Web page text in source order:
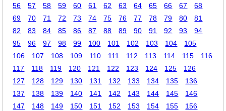
56
57 58 59 60 61 62 63 64 65 66 67
68
69
70 71 72 73 74 75 76 77 78 79 80
81
82
83 84 85 86 87 88 89 90 91 92 93
94
95
96 97 98 99 100 101 102 103 104
105
106
107 108 109 110 111 112 113 114 115
116
117
118 119 120 121 122 123 124 125
126
127
128 129 130 131 132 133 134 135
136
137
138 139 140 141 142 143 144 145
146
147
148 149 150 151 152 153 154 155
156